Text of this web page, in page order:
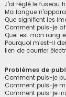
J’ai réglé le fuseau
Ma langue
Que signifient les
Comment puis-je
Quel est mon rang
Pourquoi m’est-il
lien de courrier
Problèmes de
Comment puis-je
Comment puis-je
Comment puis-je